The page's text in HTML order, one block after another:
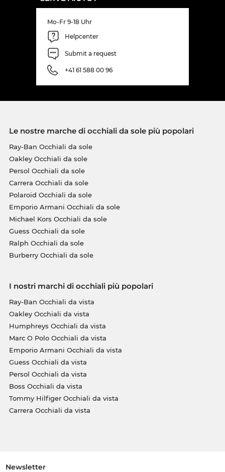
Mo-Fr 9-18 Uhr
Helpcenter
Submit a request
+41 61 588 00 96
Le nostre marche di occhiali da sole più popolari
Ray-Ban Occhiali da sole
Oakley Occhiali da sole
Persol Occhiali da sole
Carrera Occhiali da sole
Polaroid Occhiali da sole
Emporio Armani Occhiali da sole
Michael Kors Occhiali da sole
Guess Occhiali da sole
Ralph Occhiali da sole
Burberry Occhiali da sole
I nostri marchi di occhiali più popolari
Ray-Ban Occhiali da vista
Oakley Occhiali da vista
Humphreys Occhiali da vista
Marc O Polo Occhiali da vista
Emporio Armani Occhiali da vista
Guess Occhiali da vista
Persol Occhiali da vista
Boss Occhiali da vista
Tommy Hilfiger Occhiali da vista
Carrera Occhiali da vista
Newsletter